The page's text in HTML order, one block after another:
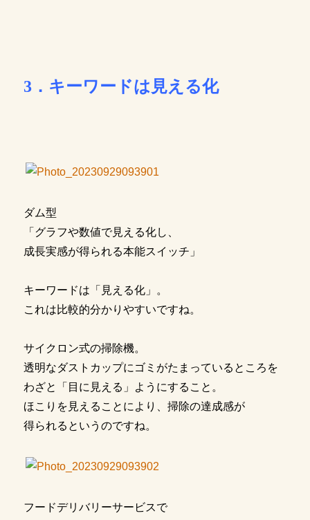
3．キーワードは見える化
ダム型
「グラフや数値で見える化し、
成長実感が得られる本能スイッチ」
キーワードは「見える化」。
これは比較的分かりやすいですね。
サイクロン式の掃除機。
透明なダストカップにゴミがたまっているところを
わざと「目に見える」ようにすること。
ほこりを見えることにより、掃除の達成感が
得られるというのですね。
フードデリバリーサービスで